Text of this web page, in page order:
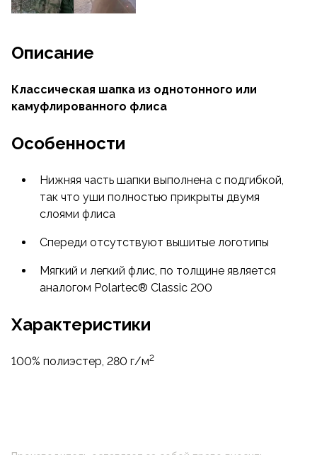
Описание
Классическая шапка из однотонного или
камуфлированного флиса
Особенности
Нижняя часть шапки выполнена с подгибкой,
так что уши полностью прикрыты двумя
слоями флиса
Спереди отсутствуют вышитые логотипы
Мягкий и легкий флис, по толщине является
аналогом Polartec® Classic 200
Характеристики
100% полиэстер, 280 г/м2